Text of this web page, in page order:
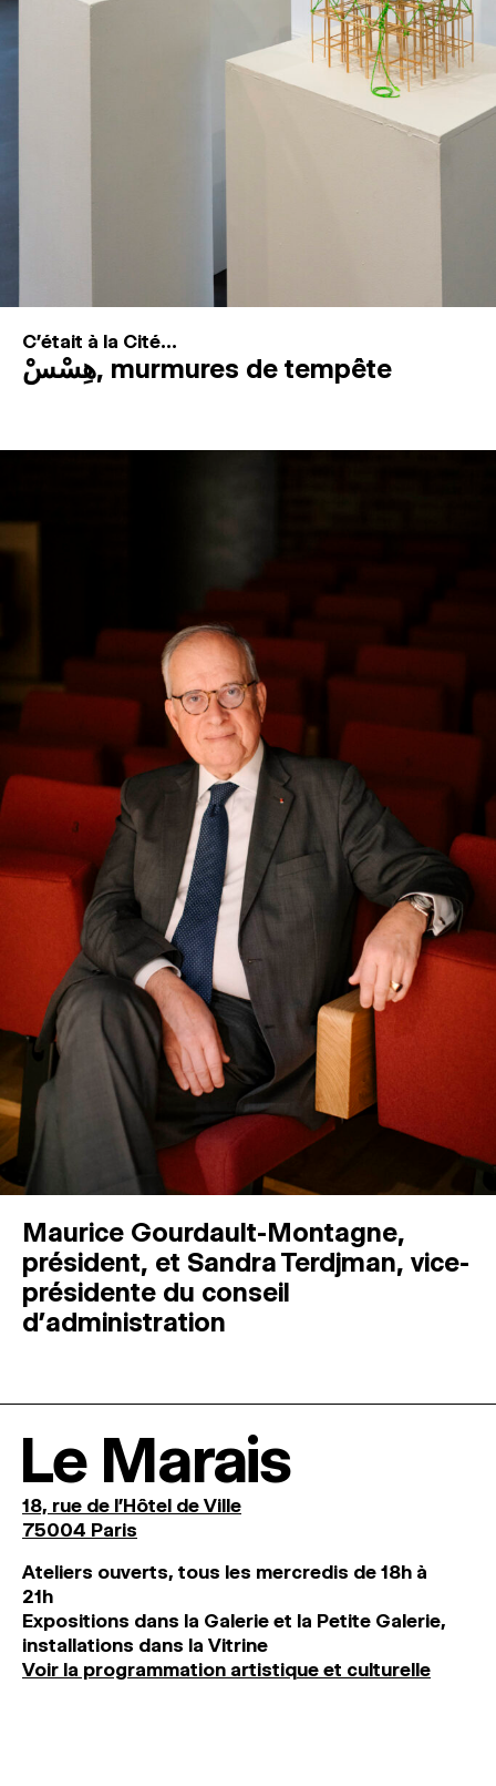
C'était à la Cité...
هِسْسْ, murmures de tempête
Maurice Gourdault-Montagne,
président, et Sandra Terdjman, vice-
présidente du conseil
d’administration
Le Marais
18, rue de l'Hôtel de Ville
75004 Paris
Ateliers ouverts, tous les mercredis de 18h à
21h
Expositions dans la Galerie et la Petite Galerie,
installations dans la Vitrine
Voir la programmation artistique et culturelle